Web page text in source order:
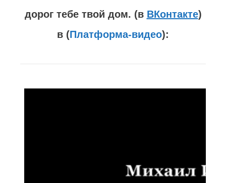
дорог тебе твой дом. (в ВКонтакте)
в (Платформа-видео):